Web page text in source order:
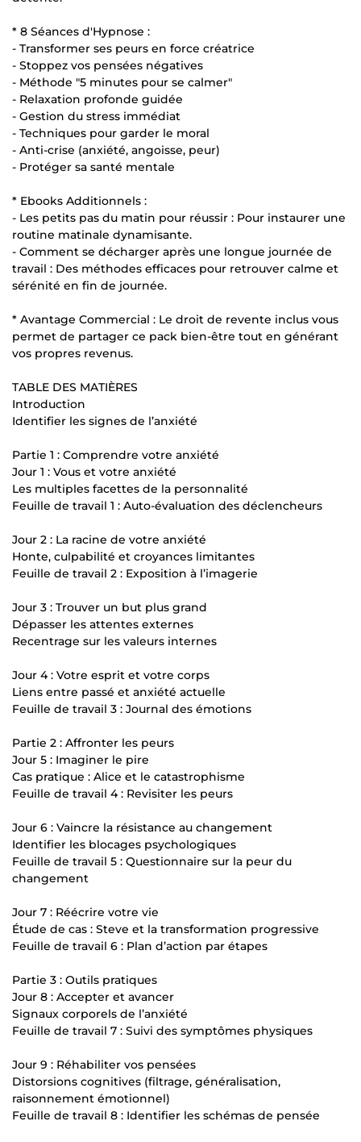
* 8 Séances d'Hypnose :
- Transformer ses peurs en force créatrice
- Stoppez vos pensées négatives
- Méthode "5 minutes pour se calmer"
- Relaxation profonde guidée
- Gestion du stress immédiat
- Techniques pour garder le moral
- Anti-crise (anxiété, angoisse, peur)
- Protéger sa santé mentale
* Ebooks Additionnels :
- Les petits pas du matin pour réussir : Pour instaurer une
routine matinale dynamisante.
- Comment se décharger après une longue journée de
travail : Des méthodes efficaces pour retrouver calme et
sérénité en fin de journée.
* Avantage Commercial : Le droit de revente inclus vous
permet de partager ce pack bien-être tout en générant
vos propres revenus.
TABLE DES MATIÈRES
Introduction
Identifier les signes de l’anxiété
Partie 1 : Comprendre votre anxiété
Jour 1 : Vous et votre anxiété
Les multiples facettes de la personnalité
Feuille de travail 1 : Auto-évaluation des déclencheurs
Jour 2 : La racine de votre anxiété
Honte, culpabilité et croyances limitantes
Feuille de travail 2 : Exposition à l’imagerie
Jour 3 : Trouver un but plus grand
Dépasser les attentes externes
Recentrage sur les valeurs internes
Jour 4 : Votre esprit et votre corps
Liens entre passé et anxiété actuelle
Feuille de travail 3 : Journal des émotions
Partie 2 : Affronter les peurs
Jour 5 : Imaginer le pire
Cas pratique : Alice et le catastrophisme
Feuille de travail 4 : Revisiter les peurs
Jour 6 : Vaincre la résistance au changement
Identifier les blocages psychologiques
Feuille de travail 5 : Questionnaire sur la peur du
changement
Jour 7 : Réécrire votre vie
Étude de cas : Steve et la transformation progressive
Feuille de travail 6 : Plan d’action par étapes
Partie 3 : Outils pratiques
Jour 8 : Accepter et avancer
Signaux corporels de l’anxiété
Feuille de travail 7 : Suivi des symptômes physiques
Jour 9 : Réhabiliter vos pensées
Distorsions cognitives (filtrage, généralisation,
raisonnement émotionnel)
Feuille de travail 8 : Identifier les schémas de pensée